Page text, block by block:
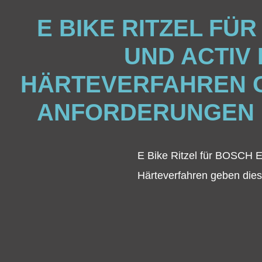
E BIKE RITZEL
UND ACTIV
HÄRTEVERFAHREN
E Bike Ritzel für BOSCH
Härteverfahren geben